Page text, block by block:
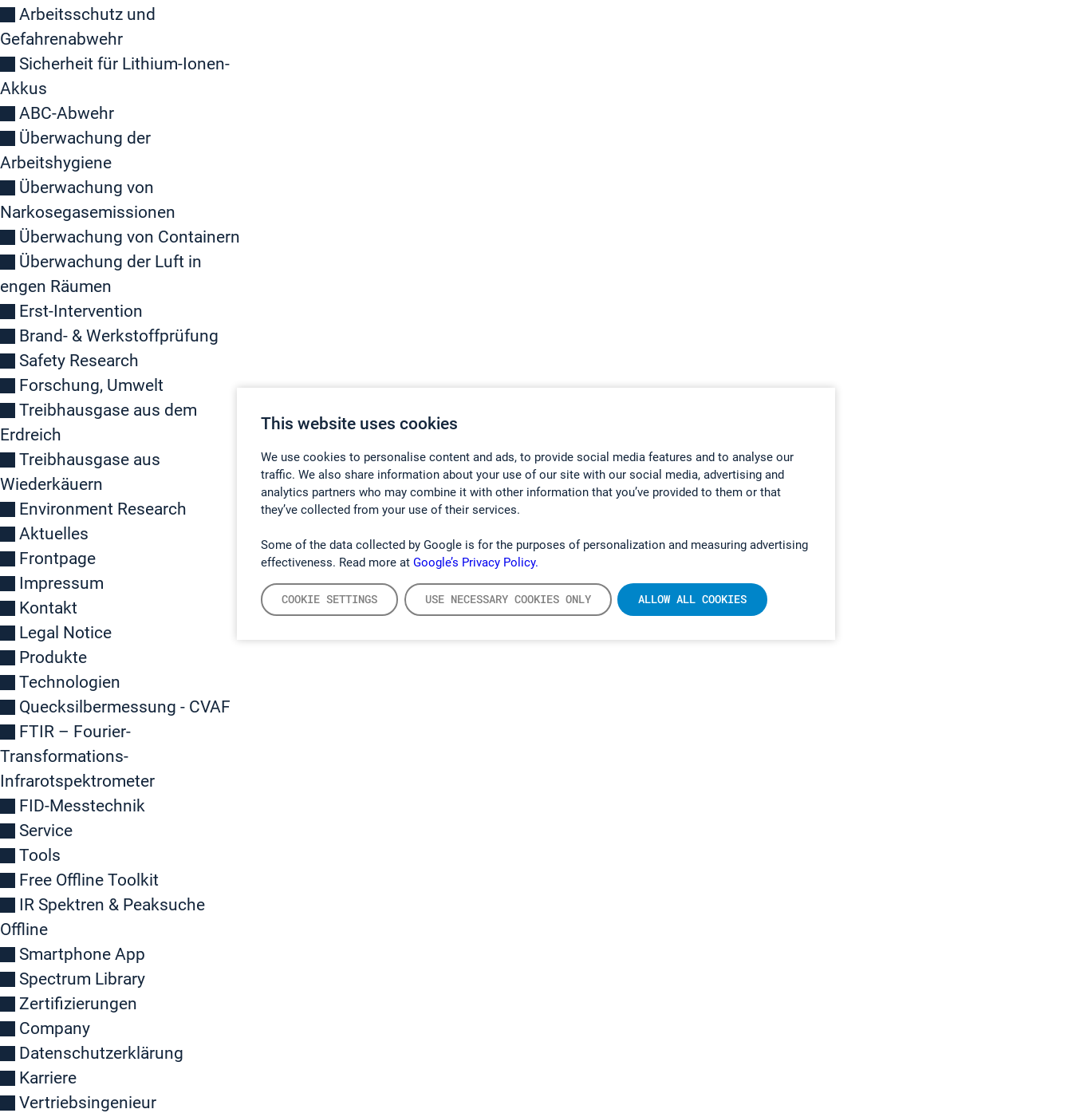
This website uses cookies
We use cookies to personalise content and ads, to provide social media features and to analyse our
traffic. We also share information about your use of our site with our social media, advertising and
analytics partners who may combine it with other information that you’ve provided to them or that
they’ve collected from your use of their services.
Some of the data collected by Google is for the purposes of personalization and measuring advertising
effectiveness. Read more at Google’s Privacy Policy.
COOKIE SETTINGS USE NECESSARY COOKIES ONLY ALLOW ALL COOKIES
Arbeitsschutz und
Gefahrenabwehr
Sicherheit für Lithium-Ionen-
Akkus
ABC-Abwehr
Überwachung der
Arbeitshygiene
Überwachung von
Narkosegasemissionen
Überwachung von Containern
Überwachung der Luft in
engen Räumen
Erst-Intervention
Brand- & Werkstoffprüfung
Safety Research
Forschung, Umwelt
Treibhausgase aus dem
Erdreich
Treibhausgase aus
Wiederkäuern
Environment Research
Aktuelles
Frontpage
Impressum
Kontakt
Legal Notice
Produkte
Technologien
Quecksilbermessung - CVAF
FTIR – Fourier-
Transformations-
Infrarotspektrometer
FID-Messtechnik
Service
Tools
Free Offline Toolkit
IR Spektren & Peaksuche
Offline
Smartphone App
Spectrum Library
Zertifizierungen
Company
Datenschutzerklärung
Karriere
Vertriebsingenieur